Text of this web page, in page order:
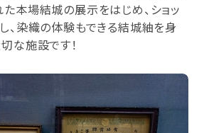
本場結城の展示をはじめ、ショッ
、染織の体験もできる結城紬を身
な施設です！